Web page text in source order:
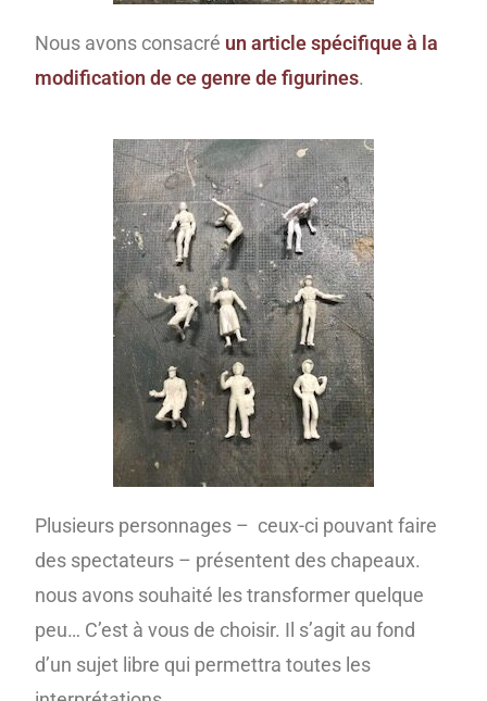
Nous avons consacré un article spécifique à la
modification de ce genre de figurines.
Plusieurs personnages – ceux-ci pouvant faire
des spectateurs – présentent des chapeaux.
nous avons souhaité les transformer quelque
peu… C’est à vous de choisir. Il s’agit au fond
d’un sujet libre qui permettra toutes les